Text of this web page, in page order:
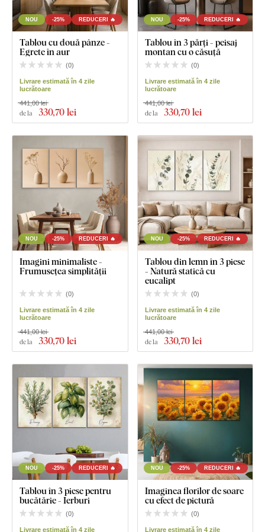
NOU -25% REDUCERI 🔥
Tablou cu două pânze -
Egrete în aur
(0)
Livrare estimată în 4 zile
lucrătoare
de la 330,70 lei
441,00 lei
NOU -25% REDUCERI 🔥
Tablou în 3 părți - peisaj
montan cu o căsuță
(0)
Livrare estimată în 4 zile
lucrătoare
de la 330,70 lei
441,00 lei
NOU -25% REDUCERI 🔥
Imagini minimaliste -
Frumusețea simplității
(0)
Livrare estimată în 4 zile
lucrătoare
de la 330,70 lei
441,00 lei
NOU -25% REDUCERI 🔥
Tablou din lemn în 3 piese
- Natură statică cu
eucalipt
(0)
Livrare estimată în 4 zile
lucrătoare
de la 330,70 lei
441,00 lei
NOU -25% REDUCERI 🔥
Tablou în 3 piese pentru
bucătărie - Ierburi
(0)
Livrare estimată în 4 zile
NOU -25% REDUCERI 🔥
Imaginea florilor de soare
cu efect de pictură
(0)
Livrare estimată în 4 zile